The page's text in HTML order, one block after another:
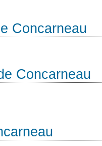
Concarneau
Concarneau